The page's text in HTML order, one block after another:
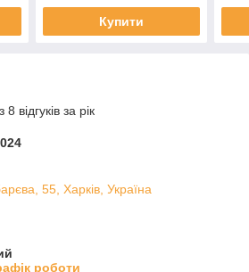
Купити
відгуків за рік
55, Харків, Україна
роботи